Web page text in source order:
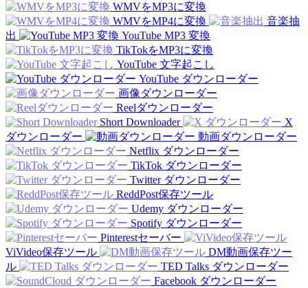
WMVをMP3に変換
WMVをMP4に変換
音楽抽
出
YouTube MP3 変換
TikTokをMP3に変換
YouTube 文字起こし
YouTube ダウンローダー
画像ダウンローダー
Reelダウンローダー
Short Downloader
X
ダウンローダー
動画ダウンローダー
Netflix ダウンローダー
TikTok ダウンローダー
Twitter ダウンローダー
ReddPost保存ツール
Udemy ダウンローダー
Spotify ダウンローダー
Pinterestセーバー
ViVideo保存ツール
DM動画保存ツー
ル
TED Talks ダウンローダー
Facebook ダウンローダー